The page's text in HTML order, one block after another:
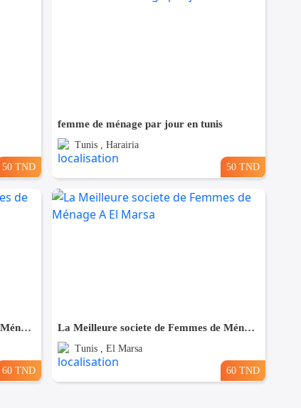
50 TND
femme de ménage par jour en tunis
Tunis , Harairia
50 TND
La Meilleure societe de Femmes de Ménage A Bardo
60 TND
La Meilleure societe de Femmes de Ménage A El Marsa
Tunis , El Marsa
60 TND